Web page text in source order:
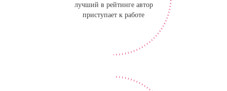
лучший в рейтинге автор
приступает к работе